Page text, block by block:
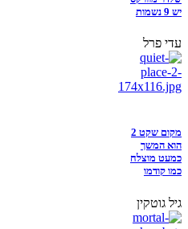
יש 9 נשמות
עדי פרל
מקום שקט 2
הוא המשך
כמעט מוצלח
כמו קודמו
גיל גוטקין